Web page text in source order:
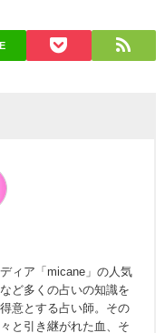
ィア「micane」の人気
ど多くの占いの知識を
意とする占い師。その
と引き継がれた血、そ